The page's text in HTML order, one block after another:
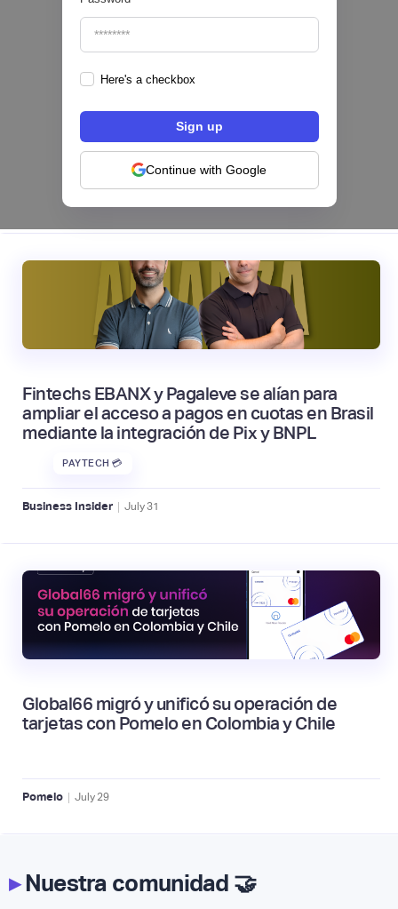
Here's a checkbox
Continue with Google
pago de servicios desde su app en México
NEOBANCOS 📲
Fintechs EBANX y Pagaleve se alían para
ampliar el acceso a pagos en cuotas en Brasil
mediante la integración de Pix y BNPL
PAYTECH 💳
Business Insider | July31
Global66 migró y unificó su operación de
tarjetas con Pomelo en Colombia y Chile
Pomelo | July 29
▸Nuestra comunidad 🤝